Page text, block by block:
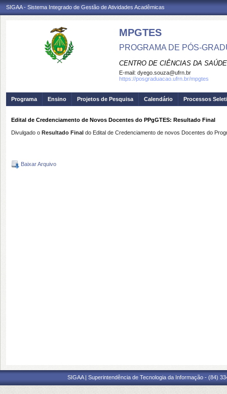
SIGAA - Sistema Integrado de Gestão de Atividades Acadêmicas
MPGTES
PROGRAMA DE PÓS-
CENTRO DE CIÊNCIAS DA SAÚDE
E-mail: dyego.souza@ufrn.br
https://posgraduacao.ufrn.br/mpgtes
Programa Ensino Projetos de Pesquisa Calendário Processos
Edital de Credenciamento de Novos Docentes do PPgGTES: Resultado Final
Divulgado o Resultado Final do Edital de Credenciamento de novos Docentes do
Baixar Arquivo
SIGAA | Superintendência de Tecnologia da Informação - (84)